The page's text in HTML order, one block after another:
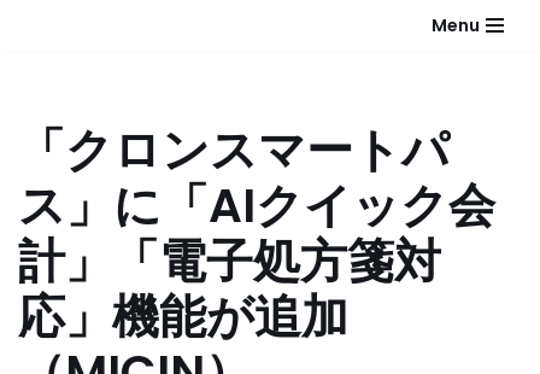
へ
ス
キ
ッ
プ
Menu
「クロンスマートパ
ス」に「AIクイック会
計」「電子処方箋対
応」機能が追加